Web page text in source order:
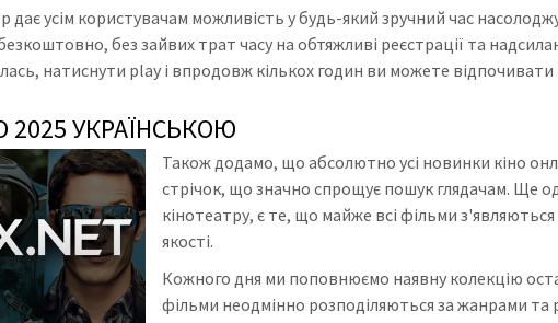
усім користувачам можливість у будь-який зручний час
без зайвих трат часу на обтяжливі реєстрації та
натиснути play і впродовж кількох годин ви можете відпочивати
2025 УКРАЇНСЬКОЮ
Також додамо, що абсолютно усі новинки кіно
стрічок, що значно спрощує пошук глядачам. Ще
кінотеатру, є те, що майже всі фільми
якості.
Кожного дня ми поповнюємо наявну колекцію
фільми неодмінно розподіляються за жанрами та